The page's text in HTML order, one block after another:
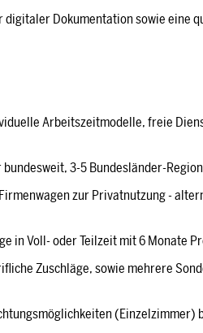
digitaler Dokumentation sowie eine
Arbeitszeitmodelle, freie
bundesweit, 3-5 Bundesländer-
Firmenwagen zur Privatnutzung -
in Voll- oder Teilzeit mit 6 Monate
Zuschläge, sowie mehrere
(Einzelzimmer)